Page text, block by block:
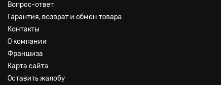
Вопрос-ответ
Гарантия, возврат и обмен товара
Контакты
О компании
Франшиза
Карта сайта
Оставить жалобу